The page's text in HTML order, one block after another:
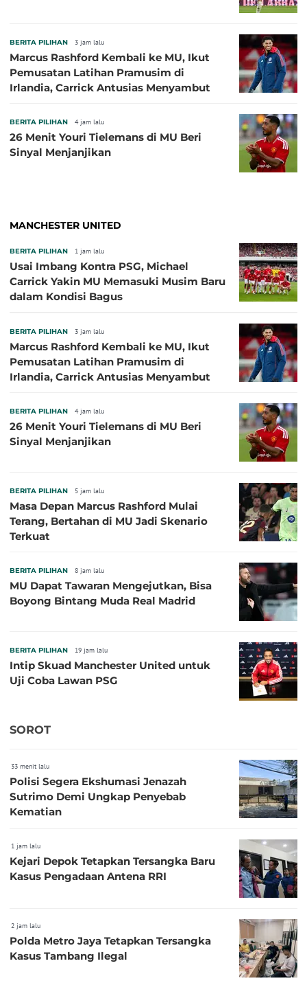
BERITA PILIHAN 3 jam lalu
Marcus Rashford Kembali ke MU, Ikut
Pemusatan Latihan Pramusim di
Irlandia, Carrick Antusias Menyambut
BERITA PILIHAN 4 jam lalu
26 Menit Youri Tielemans di MU Beri
Sinyal Menjanjikan
MANCHESTER UNITED
BERITA PILIHAN 1 jam lalu
Usai Imbang Kontra PSG, Michael
Carrick Yakin MU Memasuki Musim Baru
dalam Kondisi Bagus
BERITA PILIHAN 3 jam lalu
Marcus Rashford Kembali ke MU, Ikut
Pemusatan Latihan Pramusim di
Irlandia, Carrick Antusias Menyambut
BERITA PILIHAN 4 jam lalu
26 Menit Youri Tielemans di MU Beri
Sinyal Menjanjikan
BERITA PILIHAN 5 jam lalu
Masa Depan Marcus Rashford Mulai
Terang, Bertahan di MU Jadi Skenario
Terkuat
BERITA PILIHAN 8 jam lalu
MU Dapat Tawaran Mengejutkan, Bisa
Boyong Bintang Muda Real Madrid
BERITA PILIHAN 19 jam lalu
Intip Skuad Manchester United untuk
Uji Coba Lawan PSG
SOROT
33 menit lalu
Polisi Segera Ekshumasi Jenazah
Sutrimo Demi Ungkap Penyebab
Kematian
1 jam lalu
Kejari Depok Tetapkan Tersangka Baru
Kasus Pengadaan Antena RRI
2 jam lalu
Polda Metro Jaya Tetapkan Tersangka
Kasus Tambang Ilegal